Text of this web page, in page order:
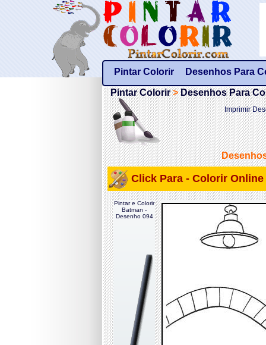
Pintar Colorir Desenhos Para
Pintar Colorir>Desenhos Para
Imprimir
Click Para - Colorir
Pintar e Colorir
Batman -
Desenho 094